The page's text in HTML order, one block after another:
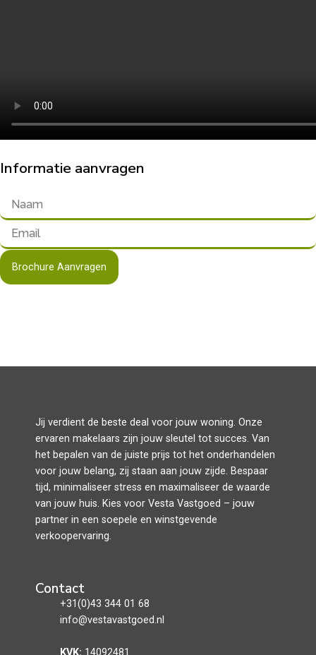
Informatie aanvragen
Brochure Aanvragen
Jij verdient de beste deal voor jouw woning. Onze
ervaren makelaars zijn jouw sleutel tot succes. Van
het bepalen van de juiste prijs tot het onderhandelen
voor jouw belang, zij staan aan jouw zijde. Bespaar
tijd, minimaliseer stress en maximaliseer de waarde
van jouw huis. Kies voor Vesta Vastgoed – jouw
partner in een soepele en winstgevende
verkoopervaring.
Contact
+31(0)43 344 01 68
info@vestavastgoed.nl